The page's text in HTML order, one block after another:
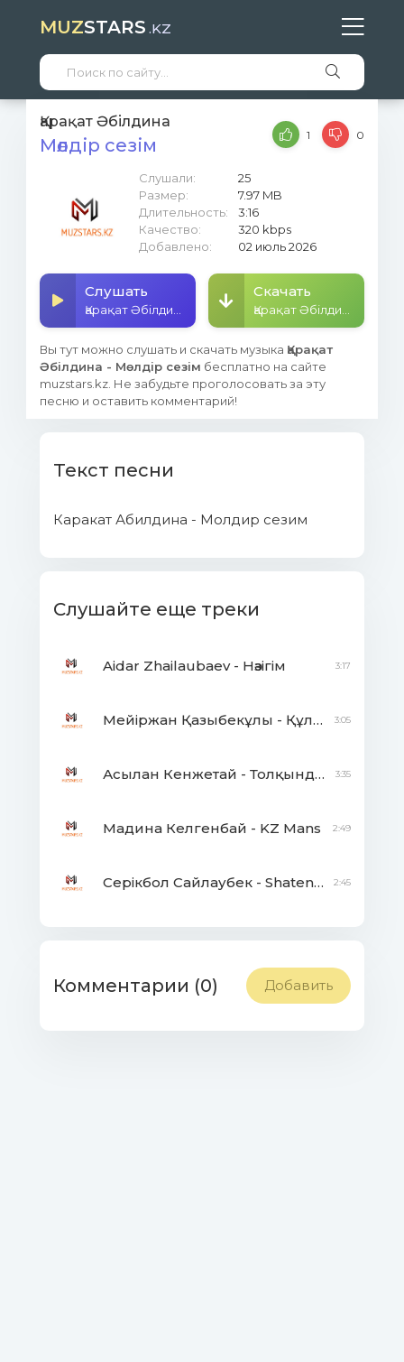
MUZSTARS .KZ
Қарақат Әбілдина
Мөлдір сезім 1 0
Слушали:
25
Размер:
7.97 MB
Длительность:
3:16
Качество:
320 kbps
Добавлено:
02 июль 2026
Слушать Скачать
Вы тут можно слушать и скачать музыка Қарақат
Әбілдина - Мөлдір сезім бесплатно на сайте
muzstars.kz. Не забудьте проголосовать за эту
песню и оставить комментарий!
Текст песни
Каракат Абилдина - Молдир сезим
Слушайте еще треки
Aidar Zhailaubaev - Нәзігім 3:17
Мейіржан Қазыбекұлы - Құлыншағым 3:05
Асылан Кенжетай - Толқындай 3:35
Мадина Келгенбай - KZ Mans 2:49
Серікбол Сайлаубек - Shatenka 2:45
Комментарии (0) Добавить